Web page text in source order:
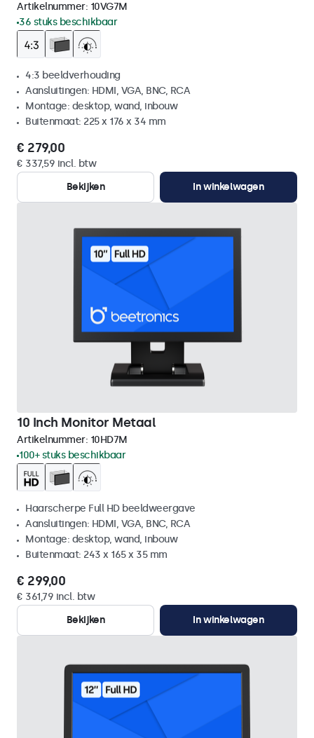
Artikelnummer: 10VG7M
36 stuks beschikbaar
4:3 beeldverhouding
Aansluitingen: HDMI, VGA, BNC, RCA
Montage: desktop, wand, inbouw
Buitenmaat: 225 x 176 x 34 mm
€ 279,00
€ 337,59 incl. btw
Bekijken
In winkelwagen
10 Inch Monitor Metaal
Artikelnummer: 10HD7M
100+ stuks beschikbaar
Haarscherpe Full HD beeldweergave
Aansluitingen: HDMI, VGA, BNC, RCA
Montage: desktop, wand, inbouw
Buitenmaat: 243 x 165 x 35 mm
€ 299,00
€ 361,79 incl. btw
Bekijken
In winkelwagen